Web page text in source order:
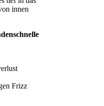
innen
Frizz